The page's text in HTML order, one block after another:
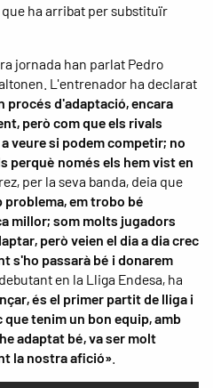
ha arribat per substituïr
jornada han parlat Pedro
L'entrenador ha declarat
procés d'adaptació, encara
però com que els rivals
veure si podem competir; no
perquè només els hem vist en
per la seva banda, deia que
problema, em trobo bé
millor; som molts jugadors
però veien el dia a dia crec
s'ho passarà bé i donarem
en la Lliga Endesa, ha
és el primer partit de lliga i
tenim un bon equip, amb
adaptat bé, va ser molt
la nostra afició»